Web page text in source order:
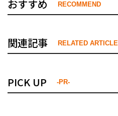
おすすめ RECOMMEND
関連記事 RELATED ARTICLE
PICK UP -PR-